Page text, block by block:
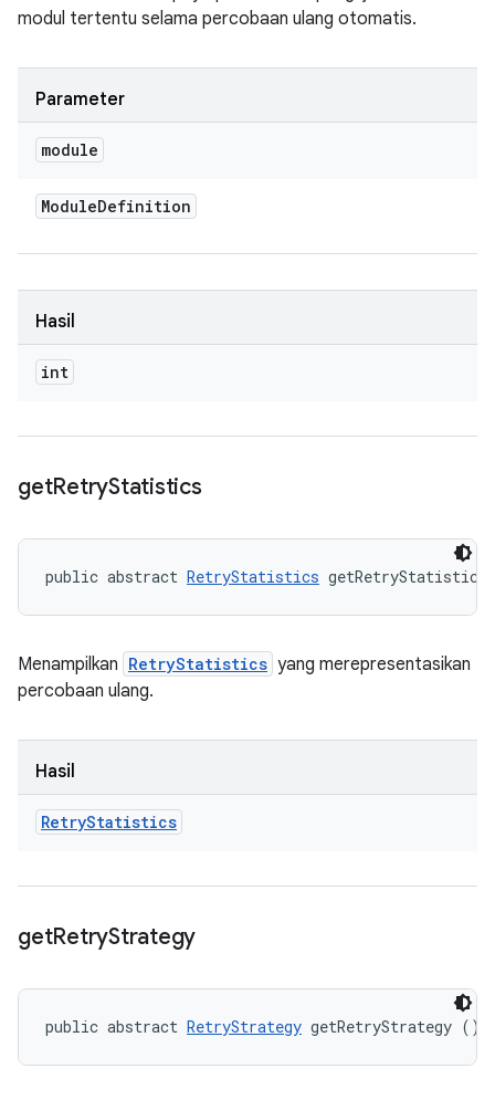
modul tertentu selama percobaan ulang otomatis.
Parameter
module
ModuleDefinition
Hasil
int
getRetryStatistics
public abstract RetryStatistics
Menampilkan RetryStatistics yang merepresentasikan
percobaan ulang.
Hasil
RetryStatistics
getRetryStrategy
public abstract RetryStrategy getRetryStrategy ()